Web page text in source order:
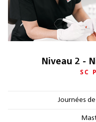
Niveau 2 -
SC
Journées